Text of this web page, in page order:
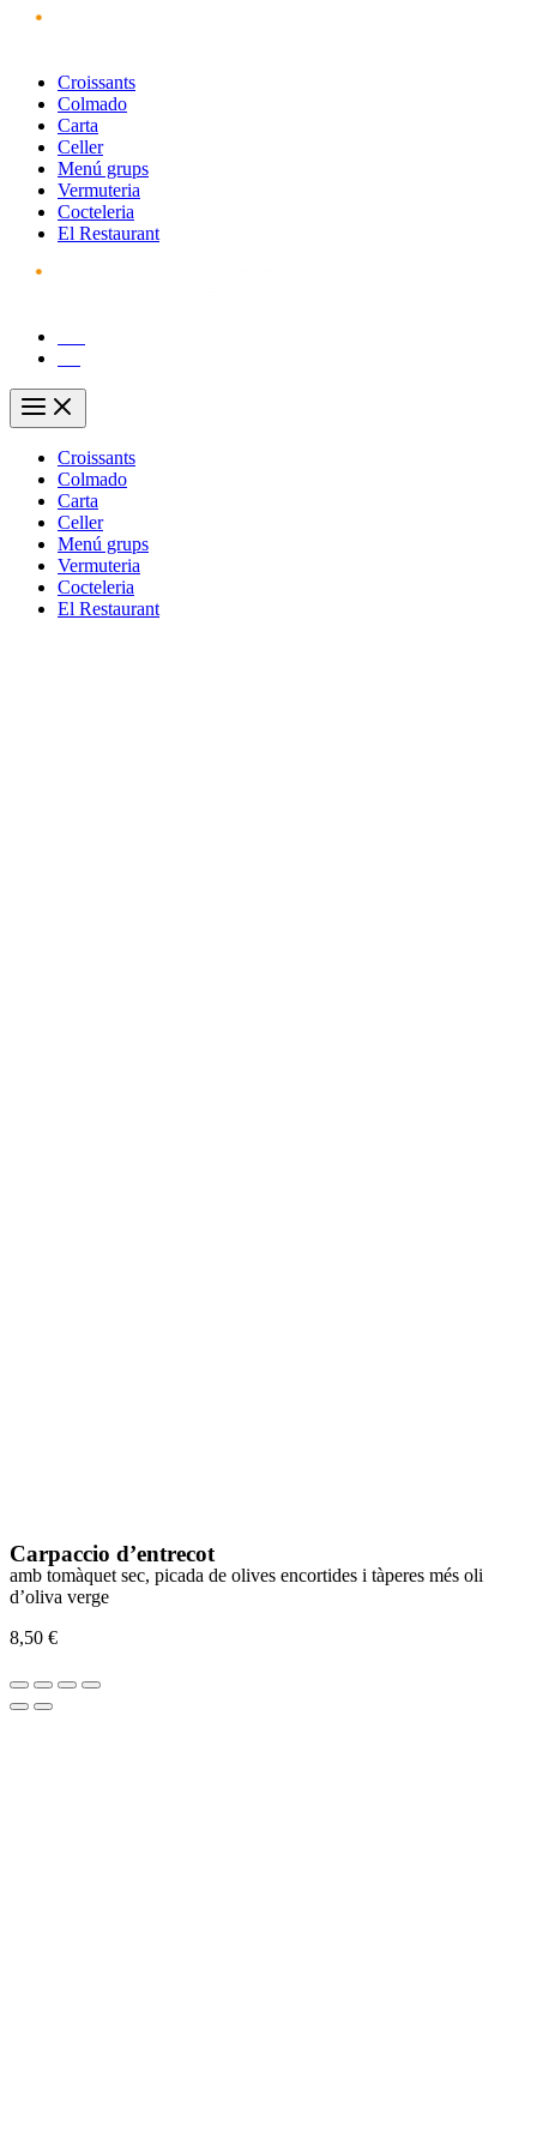
Vés
Croissants
Colmado
Carta
Celler
Menú grups
Vermuteria
Cocteleria
El Restaurant
Main
Menu
Croissants
Colmado
Carta
Celler
Menú grups
Vermuteria
Cocteleria
El Restaurant
Carpaccio d’entrecot
amb tomàquet sec, picada de olives encortides i tàperes més oli
d’oliva verge
8,50 €